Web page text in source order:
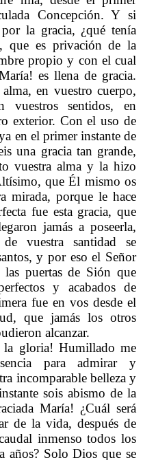
Concepción. Y si
la gracia, ¿qué tenía
que es privación de la
propio y con el cual
es llena de gracia.
en vuestro cuerpo,
vuestros sentidos, en
exterior. Con el uso de
en el primer instante de
una gracia tan grande,
vuestra alma y la hizo
que Él mismo os
mirada, porque le hace
fue esta gracia, que
jamás a poseerla,
vuestra santidad se
y por eso el Señor
las puertas de Sión que
y acabados de
fue en vos desde el
que jamás los otros
alcanzar.
la gloria! Humillado me
para admirar y
incomparable belleza y
sois abismo de la
María! ¿Cuál será
de la vida, después de
inmenso todos los
años? Solo Dios que se